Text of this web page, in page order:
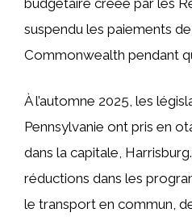
suspendu les paiements
Commonwealth pendant
À l’automne 2025, les
Pennsylvanie ont pris en
dans la capitale,
réductions dans les
le transport en commun,